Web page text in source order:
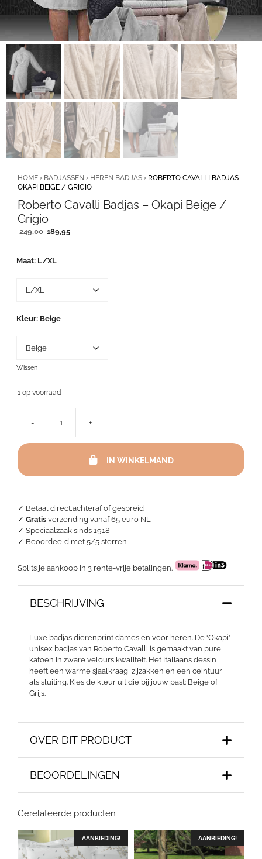
✓ Betaal direct,achteraf of gespreid
✓ Gratis verzending vanaf 65 euro NL
✓ Speciaalzaak sinds 1918
✓ Beoordeeld met 5/5 sterren
Splits je aankoop in 3 rente-vrije betalingen.
HOME › BADJASSEN › HEREN BADJAS › ROBERTO CAVALLI BADJAS –
OKAPI BEIGE / GRIGIO
Roberto Cavalli Badjas – Okapi Beige /
Grigio
249,00 Oorspronkelijke
249,00.
189,95Huidige
BESCHRIJVING
Luxe badjas dierenprint dames en voor heren. De ‘Okapi’
unisex badjas van Roberto Cavalli is gemaakt van pure
katoen in zware velours kwaliteit. Het Italiaans dessin
heeft een warme sjaalkraag, zijzakken en een ceintuur
als sluiting. Kies de kleur uit die bij jouw past: Beige of
Grijs.
OVER DIT PRODUCT
BEOORDELINGEN
Maat L/XL
Kleur Beige
Wissen
1 op voorraad
-
Cavalli
Grigio
aantal
+
IN WINKELMAND
Gerelateerde producten
AANBIEDING! AANBIEDING!